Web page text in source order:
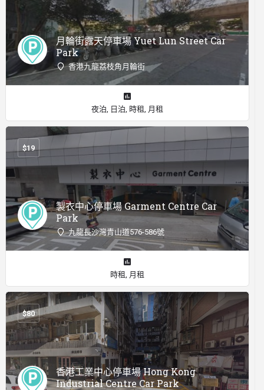
月輪街露天停車場 Yuet Lun Street Car
Park
香港九龍荔枝角月輪街
夜泊, 日泊, 時租, 月租
製衣中心停車場 Garment Centre Car
Park
九龍長沙灣青山道576-586號
$19
時租, 月租
香港工業中心停車場 Hong Kong
Industrial Centre Car Park
$80